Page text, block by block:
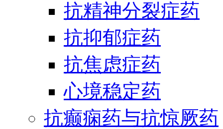
抗精神分裂症药
抗抑郁症药
抗焦虑症药
心境稳定药
抗癫痫药与抗惊厥药